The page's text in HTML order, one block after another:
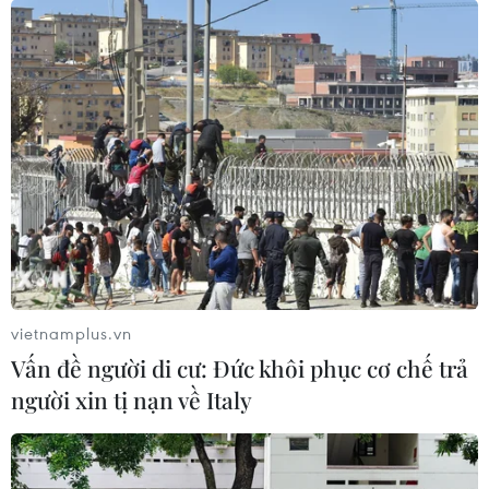
vietnamplus.vn
Vấn đề người di cư: Đức khôi phục cơ chế trả
người xin tị nạn về Italy